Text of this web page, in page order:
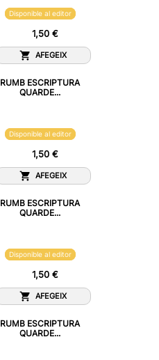
Disponible al editor
1,50 €
AFEGEIX
RUMB ESCRIPTURA
QUARDE...
Disponible al editor
1,50 €
AFEGEIX
RUMB ESCRIPTURA
QUARDE...
Disponible al editor
1,50 €
AFEGEIX
RUMB ESCRIPTURA
QUARDE...